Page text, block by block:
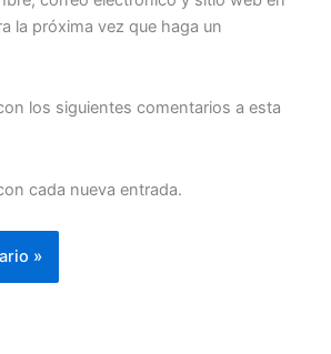
la próxima vez que haga un
los siguientes comentarios a esta
cada nueva entrada.